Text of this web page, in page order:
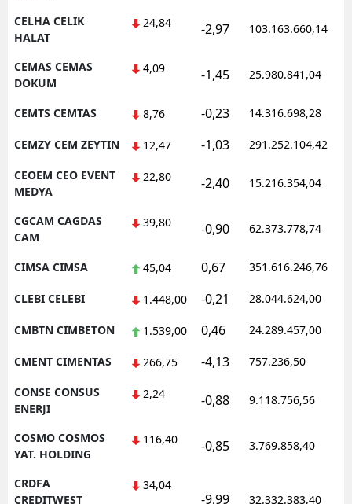
CELHA CELIK
HALAT
24,84 -2,97 103.163.660,14
CEMAS CEMAS
DOKUM
4,09 -1,45 25.980.841,04
CEMTS CEMTAS 8,76 -0,23 14.316.698,28
CEMZY CEM ZEYTIN 12,47 -1,03 291.252.104,42
CEOEM CEO EVENT
MEDYA
22,80 -2,40 15.216.354,04
CGCAM CAGDAS
CAM
39,80 -0,90 62.373.778,74
CIMSA CIMSA 45,04 0,67 351.616.246,76
CLEBI CELEBI 1.448,00 -0,21 28.044.624,00
CMBTN CIMBETON 1.539,00 0,46 24.289.457,00
CMENT CIMENTAS 266,75 -4,13 757.236,50
CONSE CONSUS
ENERJI
2,24 -0,88 9.118.756,56
COSMO COSMOS
YAT. HOLDING
116,40 -0,85 3.769.858,40
CRDFA
CREDITWEST
34,04
-9,99 32.332.383,40